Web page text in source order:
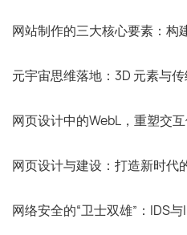
网站制作的三大核心要素：构
元宇宙思维落地：3D 元素与
网页设计中的WebL，重塑交
网页设计与建设：打造新时代
网络安全的“卫士双雄”：IDS与